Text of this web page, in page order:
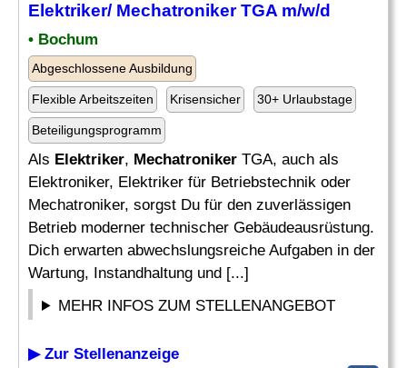
Elektriker/ MechatronikerTGA m/w/d
• Bochum
Abgeschlossene Ausbildung
Flexible Arbeitszeiten Krisensicher 30+ Urlaubstage
Beteiligungsprogramm
Als Elektriker, Mechatroniker TGA, auch als
Elektroniker, Elektriker für Betriebstechnik oder
Mechatroniker, sorgst Du für den zuverlässigen
Betrieb moderner technischer Gebäudeausrüstung.
Dich erwarten abwechslungsreiche Aufgaben in der
Wartung, Instandhaltung und [...]
MEHR INFOS ZUM STELLENANGEBOT
▶ Zur Stellenanzeige